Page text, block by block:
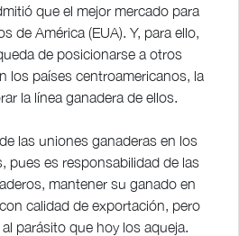
que el mejor mercado para
de América (EUA). Y, para ello,
de posicionarse a otros
los países centroamericanos, la
la línea ganadera de ellos.
las uniones ganaderas en los
pues es responsabilidad de las
mantener su ganado en
calidad de exportación, pero
parásito que hoy los aqueja.